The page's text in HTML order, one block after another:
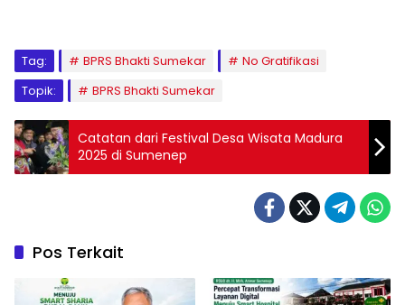
Tag: BPRS Bhakti Sumekar
No Gratifikasi
Topik:
BPRS Bhakti Sumekar
Catatan dari Festival Desa Wisata Madura
2025 di Sumenep
Pos Terkait